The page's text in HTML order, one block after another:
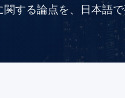
する論点を、日本語で